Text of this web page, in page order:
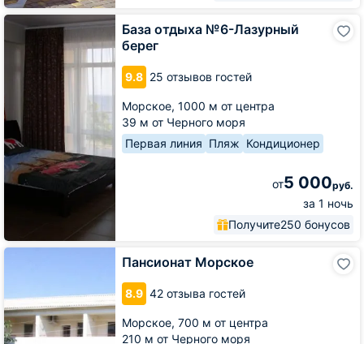
База отдыха №6-Лазурный
берег
9.8 25 отзывов гостей
Морское, 1000 м от центра
39 м от Черного моря
Первая линия Пляж Кондиционер
от5 000руб.
за 1 ночь
Получите250 бонусов
База
№6-
Лазурный
Пансионат Морское
8.9 42 отзыва гостей
Морское, 700 м от центра
210 м от Черного моря
Пансионат